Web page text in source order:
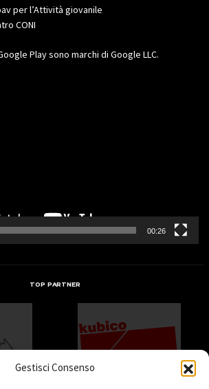
Gestisci Consenso
per l’Attività giovanile
CONI
Play sono marchi di Google LLC.
00:26
TOP PARTNER